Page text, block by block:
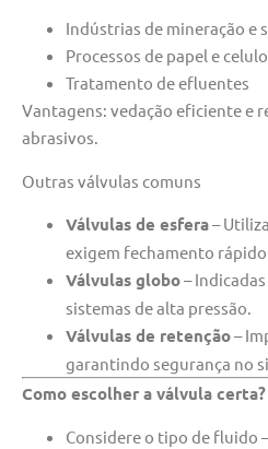
Indústrias de mineração e
Processos de papel e
Tratamento de efluentes
Vantagens: vedação eficiente e
abrasivos.
Outras válvulas comuns
Válvulas de esfera–
exigem fechamento
Válvulas globo–
sistemas de alta pressão.
Válvulas de retenção–
garantindo segurança no
Como escolher a válvula certa?
Considere o tipo de fluido